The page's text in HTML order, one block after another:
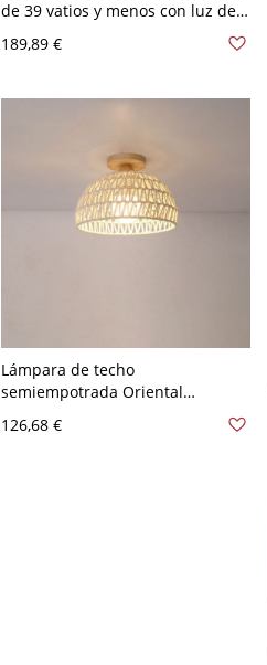
de 39 vatios y menos con luz de
pantalla blanca - Color natural
V 40,64 cm
189,89 €
Lámpara de techo
semiempotrada Oriental
Plumage con pantalla de cuerda,
110V-120V, 9"
126,68 €